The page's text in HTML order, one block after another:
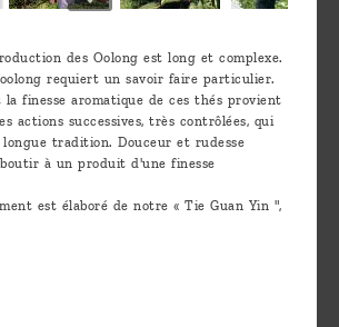
des Oolong est long et complexe.
requiert un savoir faire particulier.
finesse aromatique de ces thés provient
actions successives, très contrôlées, qui
tradition. Douceur et rudesse
à un produit d'une finesse
est élaboré de notre « Tie Guan Yin ",